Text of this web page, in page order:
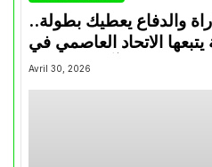
والدفاع يعطيك بطولة..
يتبعها الاتحاد العاصمي في
تتويجاته آخر السنوات
Avril 30, 2026